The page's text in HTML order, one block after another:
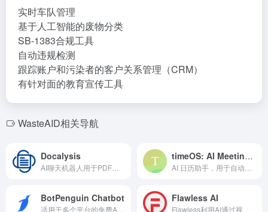
实时车队管理
基于人工智能的废物分类
SB-1383合规工具
自动违规检测
跟踪账户和污染者的客户关系管理（CRM）
有针对面的教育宣传工具
WasteAID相关导航
Docalysis timeOS: AI Meeting & Calendar Assistant
BotPenguin Chatbot Flawless AI